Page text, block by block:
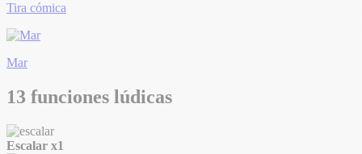
Tira cómica
Mar
13 funciones lúdicas
Escalar x1